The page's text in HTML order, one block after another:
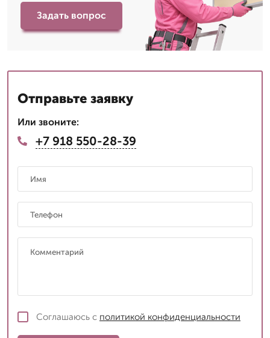
Задать вопрос
Отправьте заявку
Или звоните:
+7 918 550-28-39
Соглашаюсь с политикой конфиденциальности